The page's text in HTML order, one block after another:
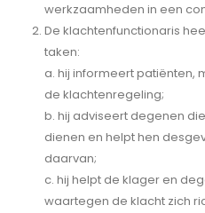
werkzaamheden in een
De klachtenfunctionaris
taken:
a. hij informeert patiënten,
de klachtenregeling;
b. hij adviseert degenen
dienen en helpt hen
daarvan;
c. hij helpt de klager en
waartegen de klacht zich